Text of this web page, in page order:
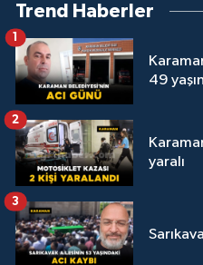
Trend Haberler
49
1
yaralı
2
3